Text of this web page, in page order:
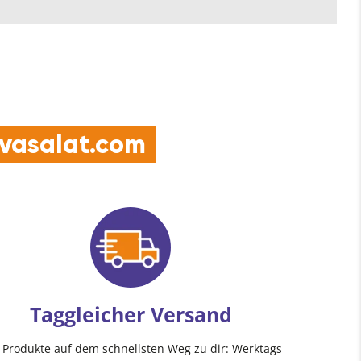
Taggleicher Versand
auf dem schnellsten Weg zu dir: Werktags